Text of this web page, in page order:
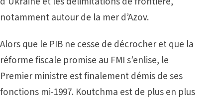
notamment autour de la mer d’Azov.
Alors que le PIB ne cesse de décrocher et que la
réforme fiscale promise au FMI s’enlise, le
Premier ministre est finalement démis de ses
fonctions mi-1997. Koutchma est de plus en plus